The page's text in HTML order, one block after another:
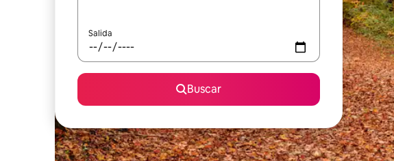
Salida
Buscar